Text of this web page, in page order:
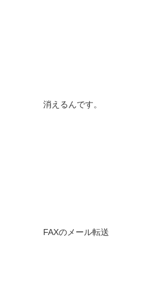
消えるんです。
FAXのメール転送